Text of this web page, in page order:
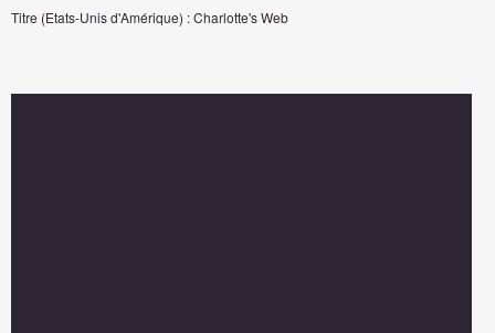
Titre (Etats-Unis d'Amérique) : Charlotte's Web